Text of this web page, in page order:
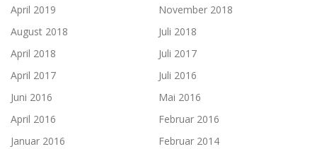
April 2019
November 2018
August 2018
Juli 2018
April 2018
Juli 2017
April 2017
Juli 2016
Juni 2016
Mai 2016
April 2016
Februar 2016
Januar 2016
Februar 2014